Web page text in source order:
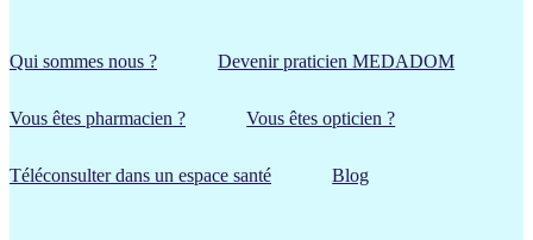
Qui sommes nous ? Devenir praticien MEDADOM
Vous êtes pharmacien ? Vous êtes opticien ?
Téléconsulter dans un espace santé Blog